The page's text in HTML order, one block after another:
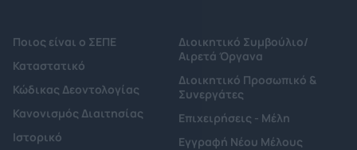
Ποιος είναι ο ΣΕΠΕ
Καταστατικό
Κώδικας Δεοντολογίας
Κανονισμός Διαιτησίας
Ιστορικό
Διοικητικό Συμβούλιο/
Αιρετά Όργανα
Διοικητικό Προσωπικό &
Συνεργάτες
Επιχειρήσεις - Μέλη
Εγγραφή Νέου Μέλους